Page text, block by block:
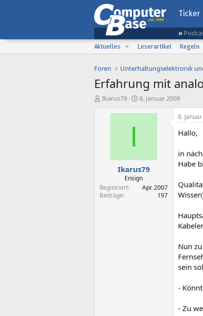
Ticker
Aktuelles
Leserartikel Regeln
Foren Unterhaltungselektronik
Erfahrung mit
E
Ikarus79
E
s
t
a
m
8. Januar 2009
I
Ikarus79
Ensign
Registriert
Apr. 2007
Beiträge
197
8.
Hallo,
in
Habe
Nun
sein
-
- Zu